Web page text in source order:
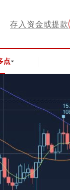
存入资金或提款
点